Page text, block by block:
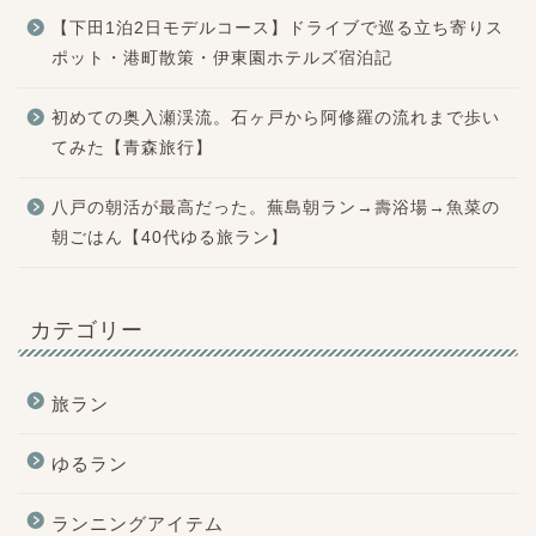
【下田1泊2日モデルコース】ドライブで巡る立ち寄りス
ポット・港町散策・伊東園ホテルズ宿泊記
初めての奥入瀬渓流。石ヶ戸から阿修羅の流れまで歩い
てみた【青森旅行】
八戸の朝活が最高だった。蕪島朝ラン→壽浴場→魚菜の
朝ごはん【40代ゆる旅ラン】
カテゴリー
旅ラン
ゆるラン
ランニングアイテム